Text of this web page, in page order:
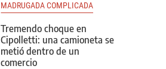
MADRUGADA COMPLICADA
Tremendo choque en
Cipolletti: una camioneta se
metió dentro de un
comercio